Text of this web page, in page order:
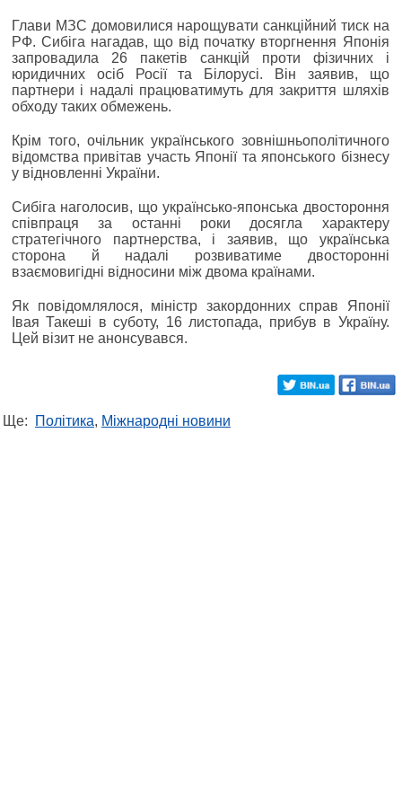
Глави МЗС домовилися нарощувати санкційний тиск на
РФ. Сибіга нагадав, що від початку вторгнення Японія
запровадила 26 пакетів санкцій проти фізичних і
юридичних осіб Росії та Білорусі. Він заявив, що
партнери і надалі працюватимуть для закриття шляхів
обходу таких обмежень.
Крім того, очільник українського зовнішньополітичного
відомства привітав участь Японії та японського бізнесу
у відновленні України.
Сибіга наголосив, що українсько-японська двостороння
співпраця за останні роки досягла характеру
стратегічного партнерства, і заявив, що українська
сторона й надалі розвиватиме двосторонні
взаємовигідні відносини між двома країнами.
Як повідомлялося, міністр закордонних справ Японії
Івая Такеші в суботу, 16 листопада, прибув в Україну.
Цей візит не анонсувався.
Ще: Політика, Міжнародні новини